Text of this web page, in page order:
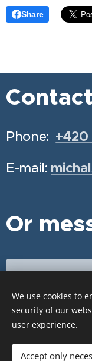
Share
Phone: +420
E-mail:
Or
We use cookies to
security of our
user experience.
Accept only